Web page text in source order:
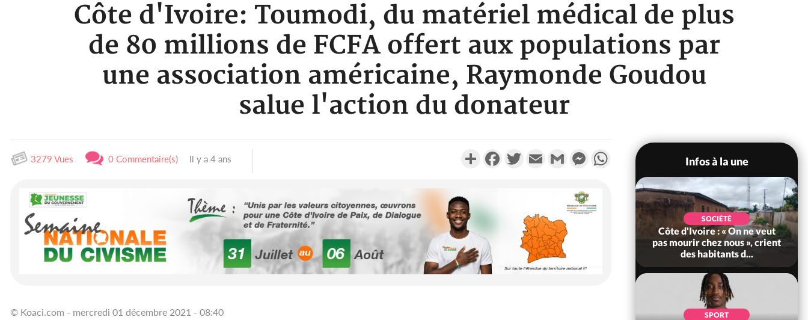
Côte d'Ivoire: Toumodi, du matériel médical de plus
de 80 millions de FCFA offert aux populations par
une association américaine, Raymonde Goudou
salue l'action du donateur
3279 Vues 0 Commentaire(s) Il y a 4 ans PartagerFacebookTwitterEmail Gmail MessengerWhatsApp
© Koaci.com - mercredi 01 décembre 2021 - 08:40
Infos à la une
POLITIQUE
Côte d'Ivoire : Décrispation ?
Mamadou Traoré ex
conseiller de Soro a recou...
SOCIÉTÉ
Côte d'Ivoire : « On ne veut
pas mourir chez nous », crient
des habitants d...
SPORT